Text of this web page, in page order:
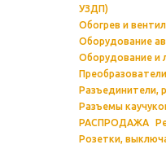
УЗДП)
Обогрев и
Оборудование
Оборудование и
Разъединители,
Разъемы
РАСПРОДАЖА
Розетки,